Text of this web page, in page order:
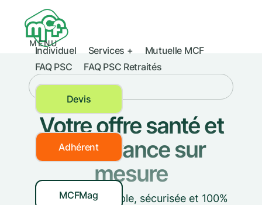
MENU
Individuel Services +
Mutuelle MCF
FAQ PSC
FAQ PSC Retraités
Devis
Adhérent
MCFMag
SENIORS
Votre offre santé et
prévoyance sur
mesure
Adhésion simple, sécurisée et 100%